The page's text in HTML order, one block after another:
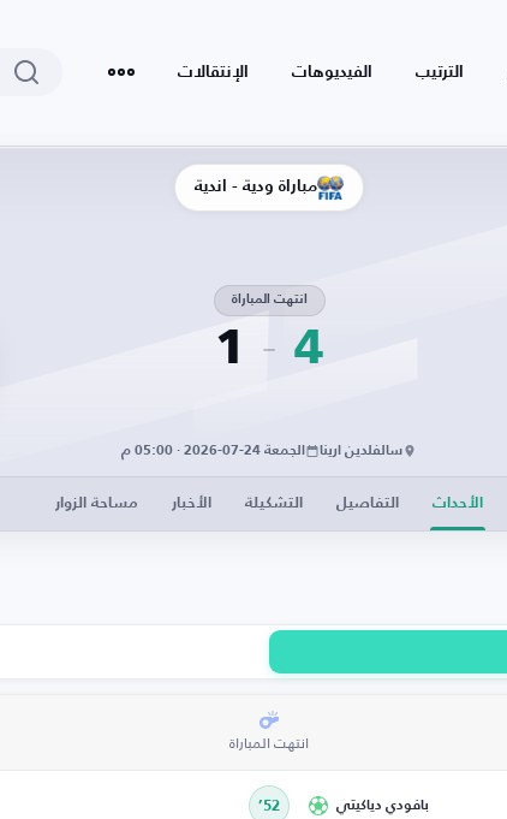
الترتيب الفيديوهات الإنتقالات
مباراة ودية - أندية
4
انتهت المباراة
1
سالفلدين ارينا الجمعة 24-07-2026 · 05:00 م
الأحداث التفاصيل التشكيلة الأخبار مساحة الزوار
انتهت المباراة
بافودي دياكيتي 52’